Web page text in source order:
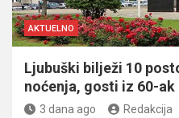
AKTUELNO
Ljubuški bilježi 10
noćenja, gosti iz 60-ak
3 dana ago Redakcija